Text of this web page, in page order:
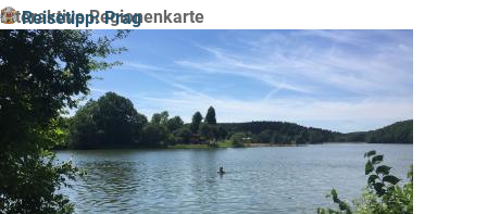
Interaktive Regionenkarte
Reisetipp: Prag